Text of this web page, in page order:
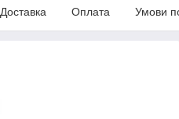
Доставка Оплата Умови